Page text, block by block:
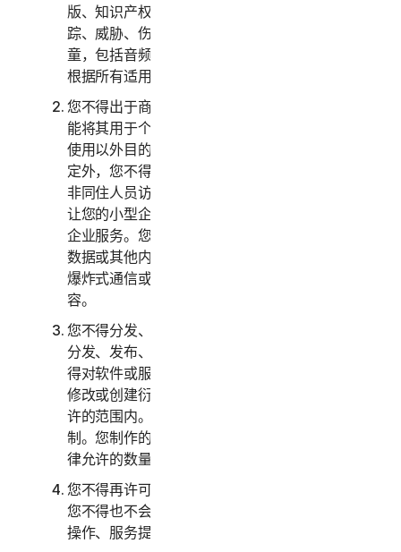
版、知识产权侵权和其他类似活动，或骚扰、跟
踪、威胁、伤害或监控他人，或以任何方式剥削儿
童，包括音频、视频、摄影、数字内容等。您同意
根据所有适用的法律和法规使用服务。
您不得出于商业目的使用或访问消费者服务，而只
能将其用于个人或家庭用途。您不得出于企业内部
使用以外目的使用或访问企业服务。除下文另有规
定外，您不得让您的家庭成员、非家庭成员或其他
非同住人员访问、使用或共享消费者服务，亦不得
让您的小型企业员工以外的人员访问、使用或共享
企业服务。您不得与超出合理数量的人士共享任何
数据或其他内容，包括但不限于向大量收件人发送
爆炸式通信或与您不认识或不认识您的人士共享内
容。
您不得分发、发布、复制、使用或出售或允许他人
分发、发布、复制、使用或出售软件或服务。您不
得对软件或服务进行反向工程、反编译、反汇编、
修改或创建衍生作品，除非且仅在适用法律明确允
许的范围内。您必须遵守软件和服务的任何技术限
制。您制作的软件副本不得超过本文指定或适用法
律允许的数量。
您不得再许可、出租、租赁和/或借出软件或服务。
您不得也不会允许他人将服务作为设备管理、分时
操作、服务提供商或服务部门安排的一部分提供。